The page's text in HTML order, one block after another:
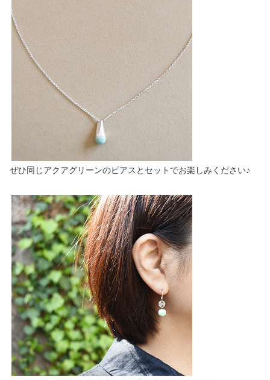
ぜひ同じアクアグリーンのピアスとセットでお楽しみください♪